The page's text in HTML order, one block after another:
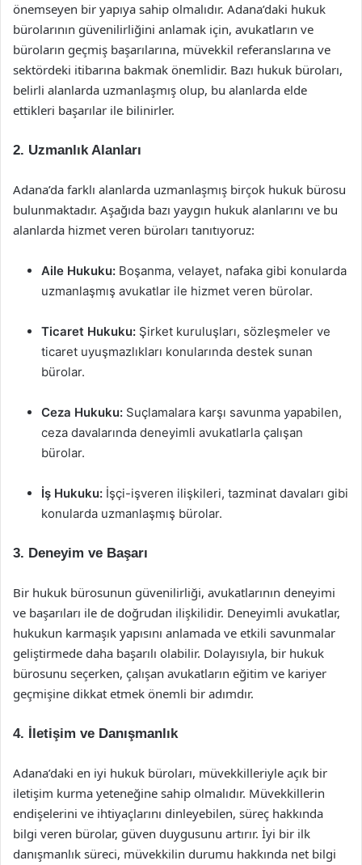
önemseyen bir yapıya sahip olmalıdır. Adana’daki hukuk
bürolarının güvenilirliğini anlamak için, avukatların ve
büroların geçmiş başarılarına, müvekkil referanslarına ve
sektördeki itibarına bakmak önemlidir. Bazı hukuk büroları,
belirli alanlarda uzmanlaşmış olup, bu alanlarda elde
ettikleri başarılar ile bilinirler.
2. Uzmanlık Alanları
Adana’da farklı alanlarda uzmanlaşmış birçok hukuk bürosu
bulunmaktadır. Aşağıda bazı yaygın hukuk alanlarını ve bu
alanlarda hizmet veren büroları tanıtıyoruz:
Aile Hukuku: Boşanma, velayet, nafaka gibi konularda
uzmanlaşmış avukatlar ile hizmet veren bürolar.
Ticaret Hukuku: Şirket kuruluşları, sözleşmeler ve
ticaret uyuşmazlıkları konularında destek sunan
bürolar.
Ceza Hukuku: Suçlamalara karşı savunma yapabilen,
ceza davalarında deneyimli avukatlarla çalışan
bürolar.
İş Hukuku: İşçi-işveren ilişkileri, tazminat davaları gibi
konularda uzmanlaşmış bürolar.
3. Deneyim ve Başarı
Bir hukuk bürosunun güvenilirliği, avukatlarının deneyimi
ve başarıları ile de doğrudan ilişkilidir. Deneyimli avukatlar,
hukukun karmaşık yapısını anlamada ve etkili savunmalar
geliştirmede daha başarılı olabilir. Dolayısıyla, bir hukuk
bürosunu seçerken, çalışan avukatların eğitim ve kariyer
geçmişine dikkat etmek önemli bir adımdır.
4. İletişim ve Danışmanlık
Adana’daki en iyi hukuk büroları, müvekkilleriyle açık bir
iletişim kurma yeteneğine sahip olmalıdır. Müvekkillerin
endişelerini ve ihtiyaçlarını dinleyebilen, süreç hakkında
bilgi veren bürolar, güven duygusunu artırır. İyi bir ilk
danışmanlık süreci, müvekkilin durumu hakkında net bilgi